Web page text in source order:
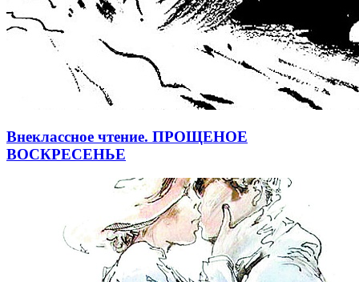
Внеклассное чтение. ПРОЩЕНОЕ
ВОСКРЕСЕНЬЕ